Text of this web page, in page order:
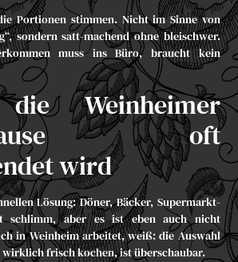
Portionen stimmen. Nicht im Sinne von
sondern satt-machend ohne bleischwer.
muss ins Büro, braucht kein
Weinheimer
oft
wird
Lösung: Döner, Bäcker, Supermarkt-
schlimm, aber es ist eben auch nicht
in Weinheim arbeitet, weiß: die Auswahl
wirklich frisch kochen, ist überschaubar.